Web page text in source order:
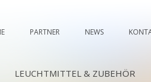
PARTNER NEWS
LEUCHTMITTEL & ZUBEHÖR